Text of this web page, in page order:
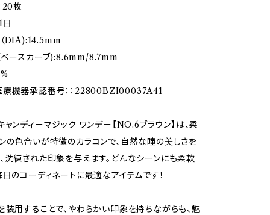
20枚
DIA):14.5mm
ースカーブ):8.6mm/8.7mm
機器承認番号：：22800BZI00037A41
ャンディーマジック ワンデー【NO.6ブラウン】は、柔
の色合いが特徴のカラコンで、自然な瞳の美しさを
洗練された印象を与えます。どんなシーンにも柔軟
日のコーディネートに最適なアイテムです！
装用することで、やわらかい印象を持ちながらも、魅